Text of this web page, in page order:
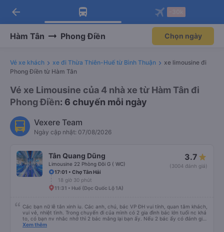
Tải app Vexere ngay!
Nhận ưu đãi thành viên độc
Mở app
Tải app Vexere
-30k/ghế khi đặt vé máy bay qua
Mở app
arrow_back
Hàm Tân Phong Điền Chọn ngày
Vé xe khách xe đi Thừa Thiên-Huế từ Bình Thuận
xe limousine đi
Phong Điền từ Hàm Tân
Vé xe Limousine của 4 nhà xe từ Hàm Tân đi
Phong Điền: 6 chuyến mỗi ngày
Vexere Team
Ngày cập nhật: 07/08/2026
Tân Quang Dũng
Limousine 22 Phòng Đôi G ( WC)
3.7
(3004 đánh giá)
17:01 • Chợ Tân Hải
18 giờ 30 phút
11:31 • Huế (Dọc Quốc Lộ 1A)
Các bạn nữ lễ tân xinh iu. Các anh, chú, bác VP ĐH vui tính, quan tâm khách,
vui vẻ, nhiệt tình. Trong chuyến đi của mình có 2 gia đình bác lớn tuổi nc khá
to, có bạn nv nhắc nhở thì 2 bác mắng lại bạn ấy. Nếu 2 bác ấy có đánh giá
xấu thì mình ngược lại nha. Bạn ấy nhắc nhở rất đúng. 2 bác nói rất to. To
Xem thêm